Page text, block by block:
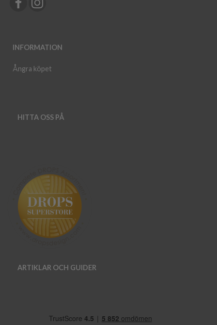
INFORMATION
Ångra köpet
HITTA OSS PÅ
ARTIKLAR OCH GUIDER